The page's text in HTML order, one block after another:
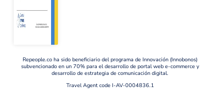
Repeople.co ha sido beneficiario del programa de Innovación (Innobonos)
subvencionado en un 70% para el desarrollo de portal web e-commerce y
desarrollo de estrategia de comunicación digital.
Travel Agent code I-AV-0004836.1